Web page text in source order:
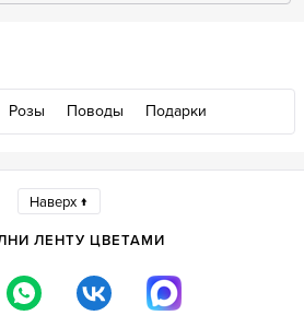
Розы Поводы Подарки
ЛЕНТУ ЦВЕТАМИ
Наверх ↑